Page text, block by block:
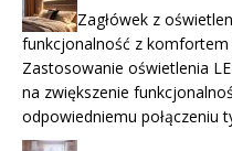
Zagłówek z
funkcjonalność z komfortem
Zastosowanie oświetlenia
na zwiększenie
odpowiedniemu połączeniu